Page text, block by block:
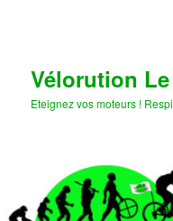
Vélorution
Eteignez vos moteurs !